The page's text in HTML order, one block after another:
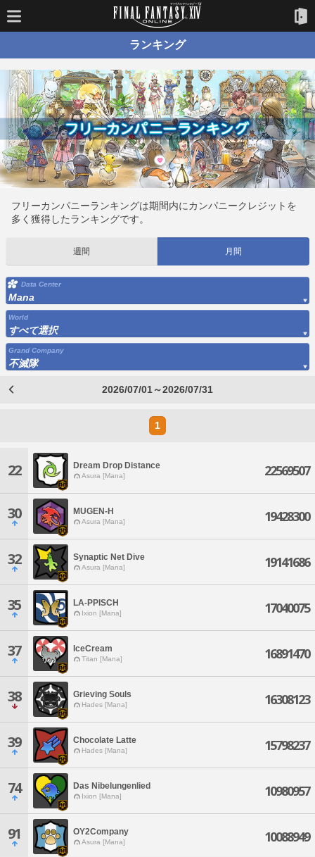
ランキング
フリーカンパニーランキングは期間内にカンパニークレジットを
多く獲得したランキングです。
週間 月間
Data Center
Mana
World
すべて選択
Grand Company
不滅隊
2026/07/01～2026/07/31
1
22 Dream Drop Distance
Asura [Mana] 22569507
30 MUGEN-H
Asura [Mana] 19428300
32 Synaptic Net Dive
Asura [Mana] 19141686
35 LA-PPISCH
Ixion [Mana] 17040075
37 IceCream
Titan [Mana] 16891470
38 Grieving Souls
Hades [Mana] 16308123
39 Chocolate Latte
Hades [Mana] 15798237
74 Das Nibelungenlied
Ixion [Mana] 10980957
91 OY2Company
Asura [Mana] 10088949